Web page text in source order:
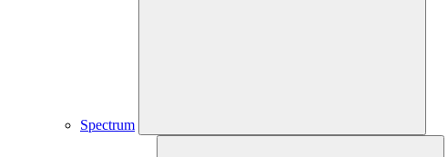
Spectrum